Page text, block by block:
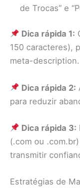
de Trocas” e
Dica rápida 1:
150 caracteres),
meta-description.
Dica rápida 2:
para reduzir
Dica rápida 3:
(.com ou
transmitir
Estratégias de